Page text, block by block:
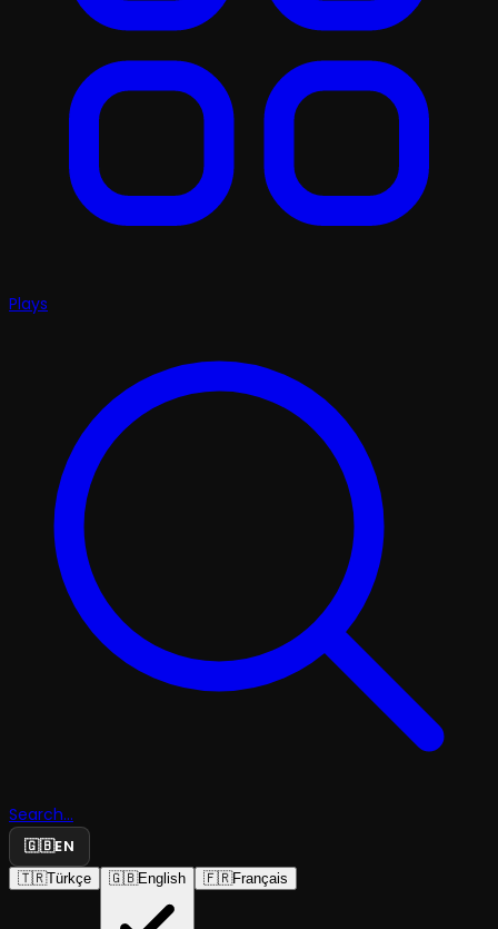
Plays
Search...
🇬🇧EN
🇹🇷Türkçe 🇬🇧English 🇫🇷Français